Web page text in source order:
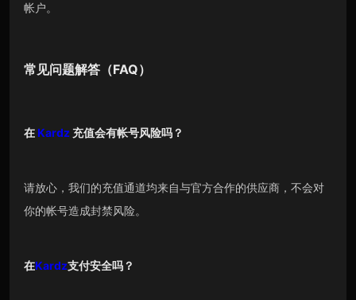
帐户。
常见问题解答（FAQ）
在Kardz充值会有帐号风险吗？
请放心，我们的充值通道均来自与官方合作的供应商，不会对
你的帐号造成封禁风险。
在Kardz支付安全吗？